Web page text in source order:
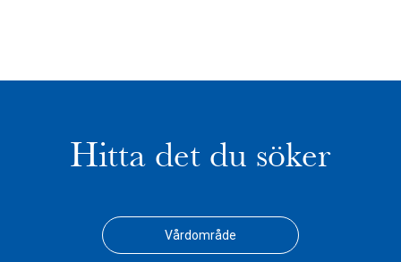
Hitta det du söker
Vårdområde